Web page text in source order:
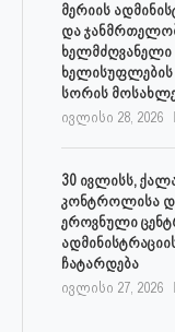
მერიის
და
ხელმძღვანელი
სორის
ივლისი 28, 2026
30 ივლისს,
კონტროლისა
ეროვნული
ჩატარდება
ივლისი 27, 2026